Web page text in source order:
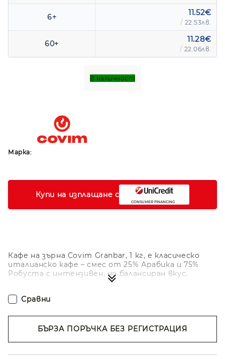
6+
60+
11.52€
22.53лв.
11.28€
22.06лв.
В наличност
Кафе на зърна Covim Granbar, 1 кг, е класическо
италианско кафе – смес от 25% Арабика и 75%
Робуста с интензивен, но балансиран вкус.
еспресо с гъст каймак и наситен характер.
оператори.
Отличен избор за силно и балансирано еспресо с
италианска душа.
Марка:
Купи на изплащане с
БЪРЗА ПОРЪЧКА БЕЗ РЕГИСТРАЦИЯ
Съгласен съм сПолитиката за лични
Сравни